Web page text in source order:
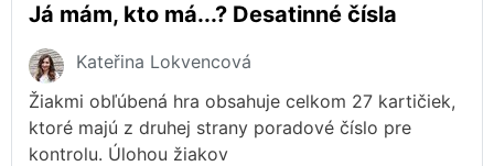
Já mám, kto má...? Desatinné čísla
Kateřina Lokvencová
Žiakmi obľúbená hra obsahuje celkom 27 kartičiek,
ktoré majú z druhej strany poradové číslo pre
kontrolu. Úlohou žiakov